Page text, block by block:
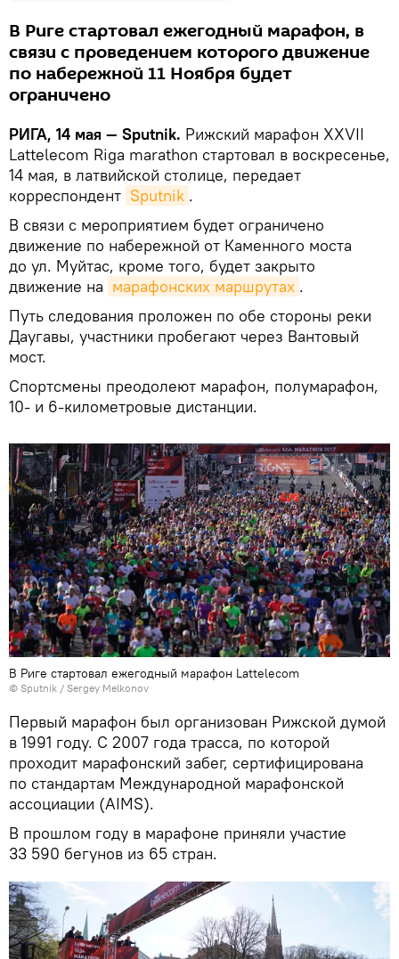
В Риге стартовал ежегодный марафон, в
связи с проведением которого движение
по набережной 11 Ноября будет
ограничено
РИГА, 14 мая — Sputnik. Рижский марафон XXVII
Lattelecom Riga marathon стартовал в воскресенье,
14 мая, в латвийской столице, передает
корреспондент Sputnik .
В связи с мероприятием будет ограничено
движение по набережной от Каменного моста
до ул. Муйтас, кроме того, будет закрыто
движение на марафонских маршрутах .
Путь следования проложен по обе стороны реки
Даугавы, участники пробегают через Вантовый
мост.
Спортсмены преодолеют марафон, полумарафон,
10- и 6-километровые дистанции.
В Риге стартовал ежегодный марафон Lattelecom
© Sputnik / Sergey Melkonov
Первый марафон был организован Рижской думой
в 1991 году. С 2007 года трасса, по которой
проходит марафонский забег, сертифицирована
по стандартам Международной марафонской
ассоциации (AIMS).
В прошлом году в марафоне приняли участие
33 590 бегунов из 65 стран.